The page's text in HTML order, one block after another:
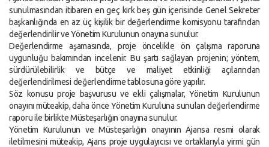
sunulmasından itibaren en geç kırk beş gün içerisinde Genel Sekreter
başkanlığında en az üç kişilik bir değerlendirme komisyonu tarafından
değerlendirilir ve Yönetim Kurulunun onayına sunulur.
Değerlendirme aşamasında, proje öncelikle ön çalışma raporuna
uygunluğu bakımından incelenir. Bu şartı sağlayan projenin; yöntem,
sürdürülebilirlik ve bütçe ve maliyet etkinliği açılarından
değerlendirilmesi değerlendirme tablosuna göre yapılır.
Söz konusu proje başvurusu ve ekli çalışmalar, Yönetim Kurulunun
onayını müteakip, daha önce Yönetim Kuruluna sunulan değerlendirme
raporu ile birlikte Müsteşarlığın onayına sunulur.
Yönetim Kurulunun ve Müsteşarlığın onayının Ajansa resmi olarak
iletilmesini müteakip, Ajans proje uygulayıcısı ve ortaklarıyla yirmi gün